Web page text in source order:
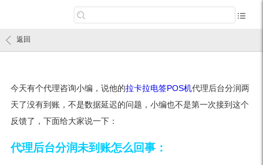
返回
今天有个代理咨询小编，说他的拉卡拉电签POS机代理后台分润两
天了没有到账，不是数据延迟的问题，小编也不是第一次接到这个
反馈了，下面给大家说一下：
代理后台分润未到账怎么回事：